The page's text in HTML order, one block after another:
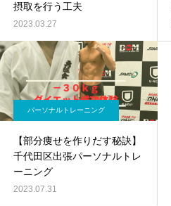
摂取を行う工夫
2023.03.27
パーソナルトレーニング
【部分痩せを作りだす秘訣】
千代田区出張パーソナルトレ
ーニング
2023.07.31